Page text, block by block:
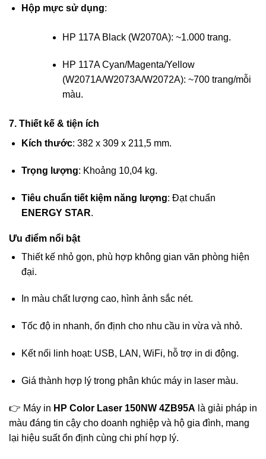
Hộp mực sử dụng:
HP 117A Black (W2070A): ~1.000 trang.
HP 117A Cyan/Magenta/Yellow
(W2071A/W2073A/W2072A): ~700 trang/mỗi
màu.
7. Thiết kế & tiện ích
Kích thước: 382 x 309 x 211,5 mm.
Trọng lượng: Khoảng 10,04 kg.
Tiêu chuẩn tiết kiệm năng lượng: Đạt chuẩn
ENERGY STAR.
Ưu điểm nổi bật
Thiết kế nhỏ gọn, phù hợp không gian văn phòng hiện
đại.
In màu chất lượng cao, hình ảnh sắc nét.
Tốc độ in nhanh, ổn định cho nhu cầu in vừa và nhỏ.
Kết nối linh hoạt: USB, LAN, WiFi, hỗ trợ in di động.
Giá thành hợp lý trong phân khúc máy in laser màu.
👉 Máy in HP Color Laser 150NW 4ZB95A là giải pháp in
màu đáng tin cậy cho doanh nghiệp và hộ gia đình, mang
lại hiệu suất ổn định cùng chi phí hợp lý.